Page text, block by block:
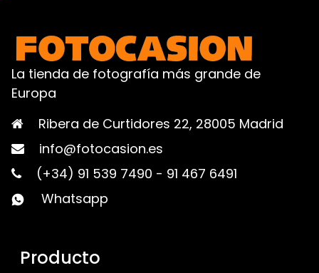
La tienda de fotografía más grande de
Europa
Ribera de Curtidores 22, 28005 Madrid
info@fotocasion.es
(+34) 91 539 7490 - 91 467 6491
Whatsapp
Producto